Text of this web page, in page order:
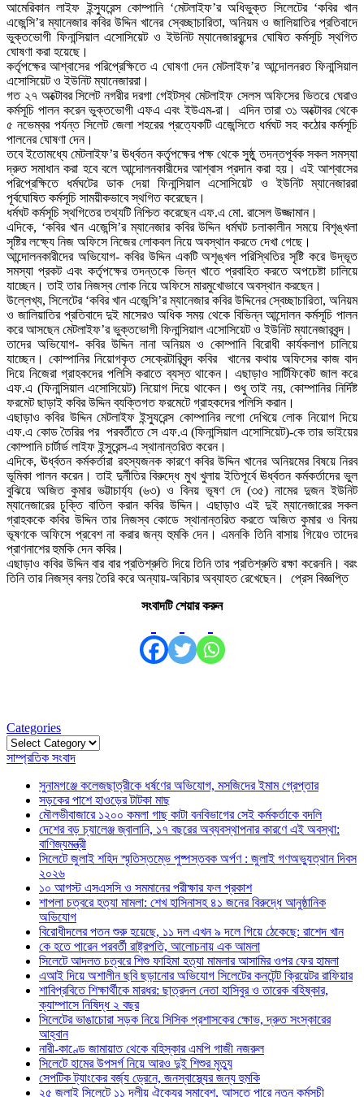
আমেরিকান লাইফ ইন্স্যুরেন্স কোম্পানি ‘মেটলাইফ’র অধিভুক্ত সিলেটের ‘কবির খান
এজেন্সি’র ম্যানেজার কবির উদ্দিন খানের স্বেচ্ছাচারিতা, অনিয়ম ও জালিয়াতির প্রতিবাদে
ভুক্তভোগী ফিনান্সিয়াল এসোসিয়েট ও ইউনিট ম্যানেজারবৃন্দের ঘোষিত কর্মসূচি স্থগিত
ঘোষণা করা হয়েছে।
কর্তৃপক্ষের আশ্বাসের পরিপ্রেক্ষিতে এ ঘোষণা দেন মেটলাইফ’র আন্দোলনরত ফিনান্সিয়াল
এসোসিয়েট ও ইউনিট ম্যানেজাররা।
গত ২৭ অক্টোবর সিলেট নগরীর দরগা গেইটস্থ মেটলাইফ সেলস অফিসের ভিতরে ঘেরাও
কর্মসূচি পালন করেন ভুক্তভোগী এফএ এবং ইউএম-রা। এদিন তারা ৩১ অক্টোবর থেকে
৫ নভেম্বর পর্যন্ত সিলেট জেলা শহরের প্রত্যেকটি এজেন্সিতে ধর্মঘট সহ কঠোর কর্মসূচি
পালনের ঘোষণা দেন।
তবে ইতোমধ্যে মেটলাইফ’র ঊর্ধ্বতন কর্তৃপক্ষের পক্ষ থেকে সু্ষ্ঠু তদন্তপূর্বক সকল সমস্যা
দ্রুত সমাধান করা হবে বলে আন্দোলনকারীদের আশ্বাস প্রদান করা হয়। এই আশ্বাসের
পরিপ্রেক্ষিতে ধর্মঘটের ডাক দেয়া ফিনান্সিয়াল এসোসিয়েট ও ইউনিট ম্যানেজাররা
পূর্বঘোষিত কর্মসূচি সাময়ীকভাবে স্থগিত করেছেন।
ধর্মঘট কর্মসূচি স্থগিতের তথ্যটি নিশ্চিত করেছেন এফ.এ মো. রাসেল উজ্জামান।
এদিকে, ‘কবির খান এজেন্সি’র ম্যানেজার কবির উদ্দিন ধর্মঘট চলাকালীন সময়ে বিশৃঙ্খলা
সৃষ্টির লক্ষ্যে নিজ অফিসে নিজের লোকবল নিয়ে অবস্থান করতে দেখা গেছে।
আন্দোলনকারীদের অভিযোগ- কবির উদ্দিন একটি অশৃঙ্খল পরিস্থিতির সৃষ্টি করে উদ্ভূত
সমস্যা প্রকট এবং কর্তৃপক্ষের তদন্তকে ভিন্ন খাতে প্রবাহিত করতে অপচেষ্টা চালিয়ে
যাচ্ছেন। তাই তার নিজস্ব লোক নিয়ে অফিসে মারমুখোভাবে অবস্থান করছেন।
উল্লেখ্য, সিলেটের ‘কবির খান এজেন্সি’র ম্যানেজার কবির উদ্দিনের স্বেচ্ছাচারিতা, অনিয়ম
ও জালিয়াতির প্রতিবাদে দুই মাসেরও অধিক সময় থেকে বিভিন্ন আন্দোলন কর্মসূচি পালন
করে আসছেন মেটলাইফ’র ভুক্তভোগী ফিনান্সিয়াল এসোসিয়েট ও ইউনিট ম্যানেজারবৃন্দ।
তাদের অভিযোগ- কবির উদ্দিন নানা অনিয়ম ও কোম্পানি বিরোধী কার্যকলাপ চালিয়ে
যাচ্ছেন। কোম্পানির নিয়োগকৃত সেক্রেটারিবৃন্দ কবির খানের কথায় অফিসের কাজ বাদ
দিয়ে নিজেরা গ্রাহকদের পলিসি করাতে ব্যস্ত থাকেন। এছাড়াও সার্টিফিকেট জাল করে
এফ.এ (ফিনান্সিয়াল এসোসিয়েট) নিয়োগ দিয়ে থাকেন। শুধু তাই নয়, কোম্পানির নির্দিষ্ট
ফরমেট ছাড়াই কবির উদ্দিন ব্যক্তিগত ফরমেটে গ্রাহকদের পলিসি করান।
এছাড়াও কবির উদ্দিন মেটলাইফ ইন্স্যুরেন্স কোম্পানির লগো দেখিয়ে লোক নিয়োগ দিয়ে
এফ.এ কোড তৈরির পর পরবর্তীতে সে এফ.এ (ফিনান্সিয়াল এসোসিয়েট)-কে তার ভাইয়ের
কোম্পানি চার্টার্ড লাইফ ইন্সুরেন্স-এ স্থানান্তরিত করেন।
এদিকে, ঊর্ধ্বতন কর্মকর্তারা রহস্যজনক কারণে কবির উদ্দিন খানের অনিয়মের বিষয়ে নিরব
ভূমিকা পালন করেন। তাই দুর্নীতির বিরুদ্ধে মুখ খুলায় ইতিপূর্বে ঊর্ধ্বতন কর্মকর্তাদের ভুল
বুঝিয়ে অজিত কুমার ভট্টাচার্য্য (৬৩) ও বিনয় ভূষণ দে (৩৫) নামের দুজন ইউনিট
ম্যানেজারের চুক্তি বাতিল করান কবির উদ্দিন। এছাড়াও এই দুই ম্যানেজারের সকল
গ্রাহককে কবির উদ্দিন তার নিজস্ব কোডে স্থানান্তরিত করতে অজিত কুমার ও বিনয়
ভূষণকে অফিসে প্রবেশ না করার জন্য হুমকি দেন। এমনকি তিনি বাসায় গিয়েও তাদের
প্রাণনাশের হুমকি দেন কবির।
এছাড়াও কবির উদ্দিন বার বার প্রতিশ্রুতি দিয়ে তিনি তার প্রতিশ্রুতি রক্ষা করেননি। বরং
তিনি তার নিজস্ব বলয় তৈরি করে অন্যায়-অবিচার অব্যাহত রেখেছেন। প্রেস বিজ্ঞপ্তি
সংবাদটি শেয়ার করুন
Categories
Categories
সাম্প্রতিক সংবাদ
সুনামগঞ্জে কলেজছাত্রীকে ধর্ষণের অভিযোগ, মসজিদের ইমাম গ্রেপ্তার
সড়কের পাশে হাওড়ের টাটকা মাছ
মৌলভীবাজারে ১২০০ কমলা গাছ কাটা বনবিভাগের সেই কর্মকর্তাকে বদলি
দেশের বড় চ্যালেঞ্জ জ্বালানি, ১৭ বছরের অব্যবস্থাপনার কারণে এই অবস্থা:
বাণিজ্যমন্ত্রী
সিলেটে জুলাই শহিদ স্মৃতিস্তম্ভে পুষ্পস্তবক অর্পণ : জুলাই গণঅভ্যুত্থান দিবস
২০২৬
১০ আগস্ট এসএসসি ও সমমানের পরীক্ষার ফল প্রকাশ
শাপলা চত্বরে হত্যা মামলা: শেখ হাসিনাসহ ৪১ জনের বিরুদ্ধে আনুষ্ঠানিক
অভিযোগ
বিরোধীদলের পতন শুরু হয়েছে, ১১ দল এখন ৯ দলে গিয়ে ঠেকেছে: রাশেদ খান
কে হতে পারেন পরবর্তী রাষ্ট্রপতি, আলোচনায় এক আমলা
সিলেটে আদলত চত্বরে শিশু ফাহিমা হত্যা মামলার আসামির ওপর ফের হামলা
এআই দিয়ে অশালীন ছবি ছড়ানোর অভিযোগ সিলেটের কনটেন্ট ক্রিয়েটর রাফিয়ার
শাবিপ্রবিতে শিক্ষার্থীকে মারধর: ছাত্রদল নেতা হাসিবুর ও তারেক বহিষ্কার,
ক্যাম্পাসে নিষিদ্ধ ২ বছর
সিলেটের ভাঙাচোরা সড়ক নিয়ে সিসিক প্রশাসকের ক্ষোভ, দ্রুত সংস্কারের
আহ্বান
নারী-কাণ্ডে জামায়াত থেকে বহিস্কার এমপি গাজী নজরুল
সিলেটে হামের উপসর্গ নিয়ে আরও দুই শিশুর মৃত্যু
সেপটিক ট্যাংকের বর্জ্য ড্রেনে, জনস্বাস্থ্যের জন্য হুমকি
২৫ জুলাই সিলেটে ১১ দলীয় ঐক্যের সমাবেশ, আসতে পারে নতুন কর্মসুচী